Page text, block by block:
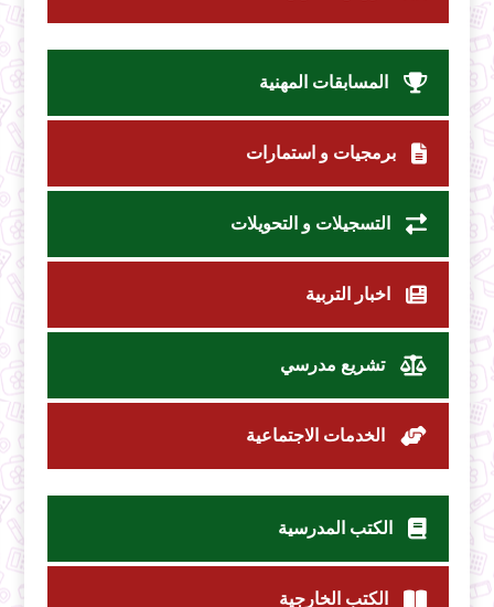
المسابقات المهنية
برمجيات و استمارات
التسجيلات و التحويلات
اخبار التربية
تشريع مدرسي
الخدمات الاجتماعية
الكتب المدرسية
الكتب الخارجية